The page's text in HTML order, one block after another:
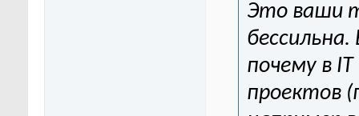
Это ваши
почему в
проектов